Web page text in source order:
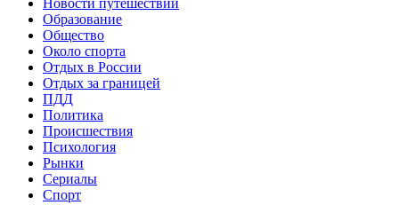
Образование
Общество
Около спорта
Отдых в России
Отдых за границей
ПДД
Политика
Происшествия
Психология
Рынки
Сериалы
Спорт